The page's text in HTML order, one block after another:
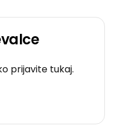
prijavite tukaj.